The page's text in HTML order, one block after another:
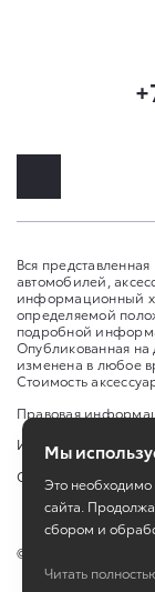
Вся
автомобилей,
информационный
определяемой
подробной
Опубликованная
изменена в любое
Стоимость
Правовая
Изменить настройку
Сбросить cookie
©
Мы
Это
сайта.
сбором и
Читать